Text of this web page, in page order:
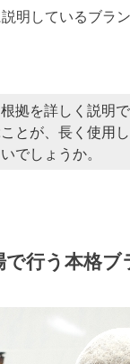
明しているブラ
拠を詳しく説明
とが、長く使用
でしょうか。
行う本格ブ